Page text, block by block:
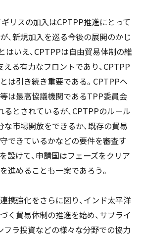
リスの加入はCPTPP推進にとって
、新規加入を巡る今後の展開のかじ
はいえ、CPTPPは自由貿易体制の維
える有力なフロントであり、CPTPP
は引き続き重要である。CPTPPへ
は最高協議機関であるTPP委員会
るとされているが、CPTPPのルール
な市場開放をできるか、既存の貿易
できているかなどの要件を審査す
設けて、申請国はフェーズをクリア
進めることも一案であろう。
携強化をさらに図り、インド太平洋
く貿易体制の推進を始め、サプライ
フラ投資などの様々な分野での協力